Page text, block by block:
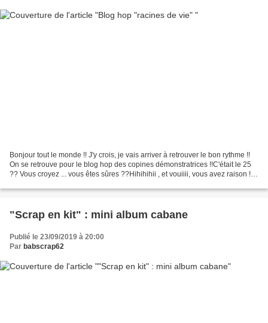
Bonjour tout le monde !! J'y crois, je vais arriver à retrouver le bon rythme !!
On se retrouve pour le blog hop des copines démonstratrices !!C'était le 25
?? Vous croyez ... vous êtes sûres ??Hihihihii , et vouiiii, vous avez raison !!
"Scrap en kit" : mini album cabane
Publié le 23/09/2019 à 20:00
Par babscrap62